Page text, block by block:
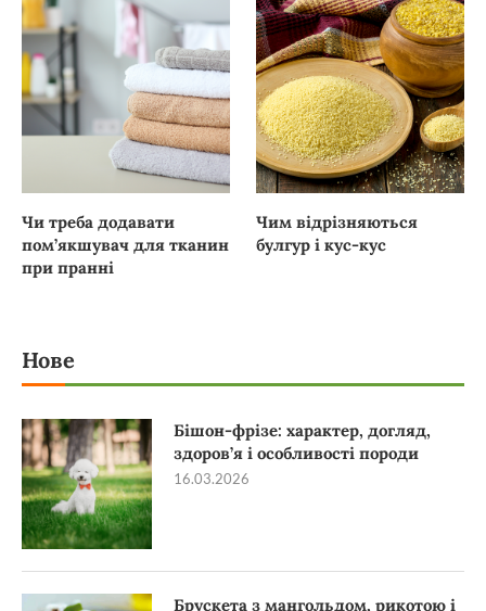
Чи треба додавати
пом’якшувач для тканин
при пранні
Чим відрізняються
булгур і кус-кус
Нове
Бішон-фрізе: характер, догляд,
здоров’я і особливості породи
16.03.2026
Брускета з мангольдом, рикотою і